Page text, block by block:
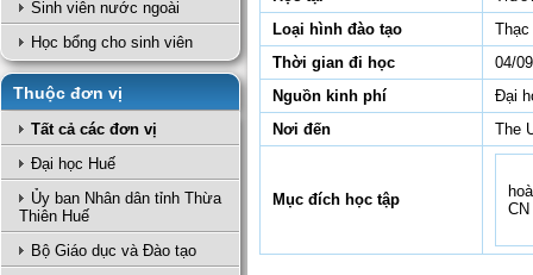
Sinh viên nước ngoài
Học bổng cho sinh viên
Thuộc đơn vị
Tất cả các đơn vị
Đại học Huế
Ủy ban Nhân dân tỉnh Thừa
Thiên Huế
Bộ Giáo dục và Đào tạo
Loại hình đào tạo
Thời gian đi học
04/
Nguồn kinh phí
Đại
Nơi đến
The
Mục đích học tập